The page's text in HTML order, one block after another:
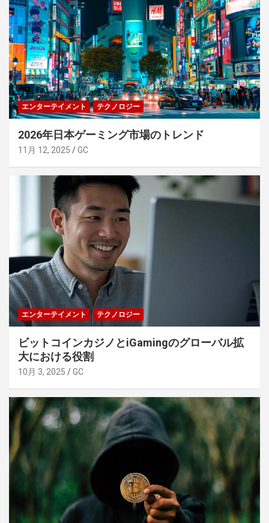
エンターテイメント テクノロジー
2026年日本ゲーミング市場のトレンド
11月 12, 2025 GC
エンターテイメント テクノロジー
ビットコインカジノとiGamingのグローバル拡
大における役割
10月 3, 2025 GC